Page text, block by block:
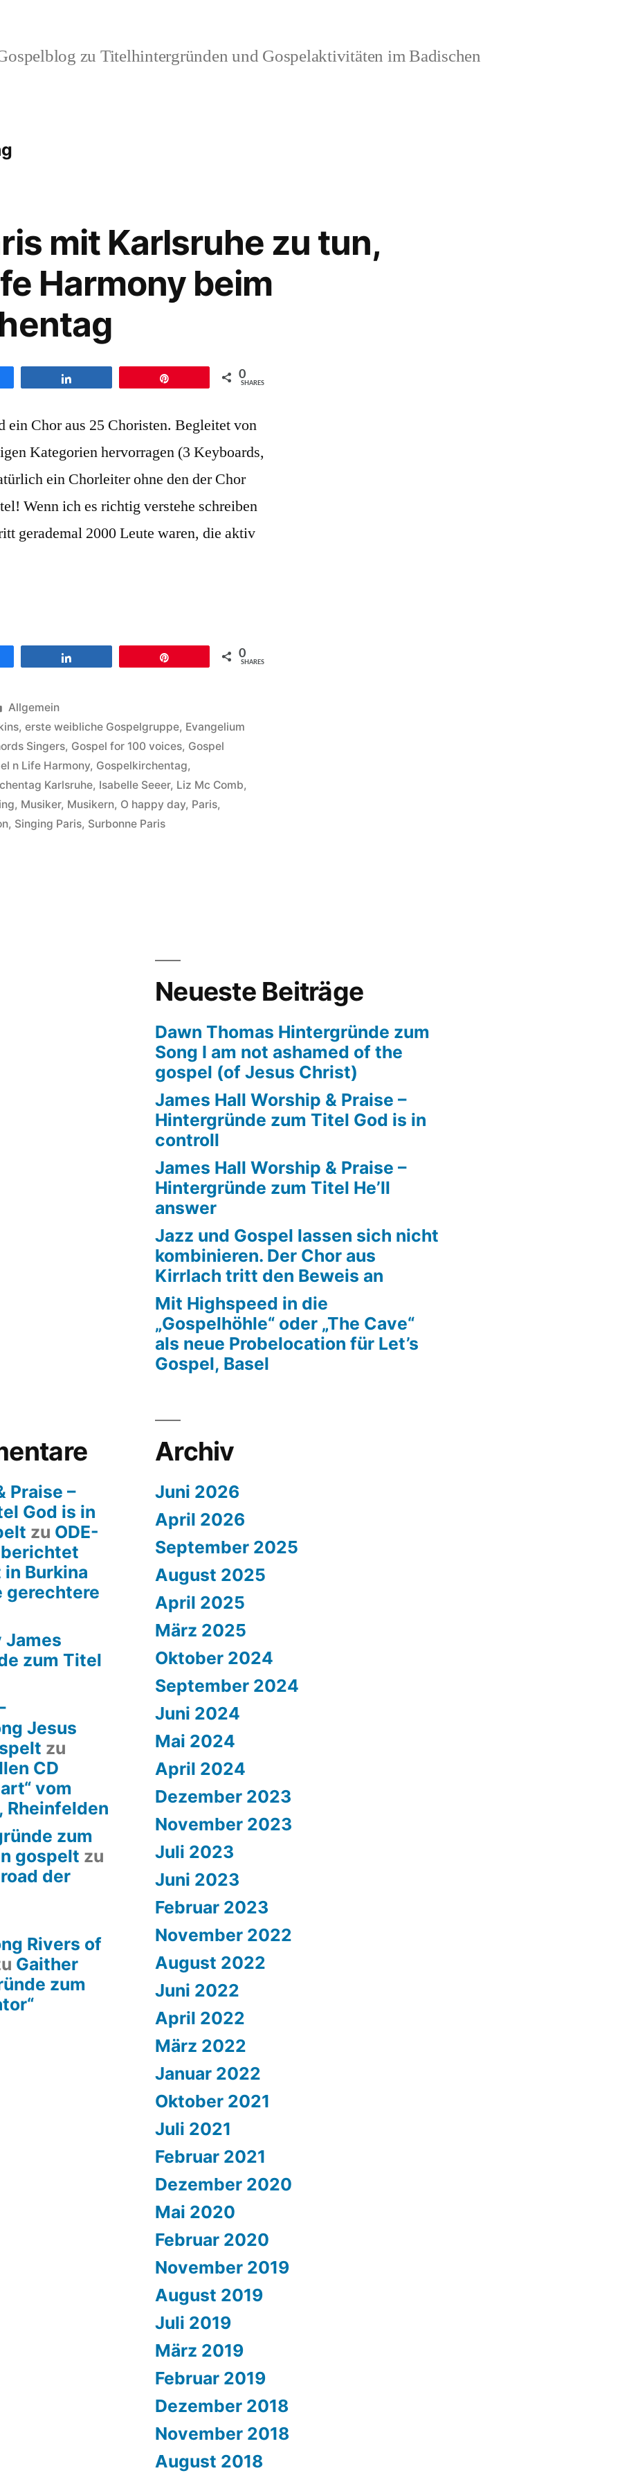
zu Titelhintergründen und Gospelaktivitäten im Badischen
mit Karlsruhe zu tun,
Harmony beim
0
SHARES
ein Chor aus 25 Choristen. Begleitet von
Kategorien hervorragen (3 Keyboards,
ein Chorleiter ohne den der Chor
Wenn ich es richtig verstehe schreiben
gerademal 2000 Leute waren, die aktiv
0
SHARES
Veröffentlicht
unter
Allgemein
,erste weibliche Gospelgruppe, Evangelium
Singers, Gospel for 100 voices, Gospel
n Life Harmony, Gospelkirchentag,
Karlsruhe, Isabelle Seeer, Liz Mc Comb,
, Musiker, Musikern, O happy day, Paris,
, Singing Paris, Surbonne Paris
Neueste Beiträge
Dawn Thomas Hintergründe zum
Song I am not ashamed of the
gospel (of Jesus Christ)
James Hall Worship & Praise –
Hintergründe zum Titel God is in
controll
James Hall Worship & Praise –
Hintergründe zum Titel He’ll
answer
Jazz und Gospel lassen sich nicht
kombinieren. Der Chor aus
Kirrlach tritt den Beweis an
Mit Highspeed in die
„Gospelhöhle“ oder „The Cave“
als neue Probelocation für Let’s
Gospel, Basel
Praise –
God is in
zu ODE-
Burkina
gerechtere
James
zum Titel
Jesus
zu
CD
vom
Rheinfelden
zum
gospelt zu
der
Rivers of
Gaither
zum
Archiv
Juni 2026
April 2026
September 2025
August 2025
April 2025
März 2025
Oktober 2024
September 2024
Juni 2024
Mai 2024
April 2024
Dezember 2023
November 2023
Juli 2023
Juni 2023
Februar 2023
November 2022
August 2022
Juni 2022
April 2022
März 2022
Januar 2022
Oktober 2021
Juli 2021
Februar 2021
Dezember 2020
Mai 2020
Februar 2020
November 2019
August 2019
Juli 2019
März 2019
Februar 2019
Dezember 2018
November 2018
August 2018